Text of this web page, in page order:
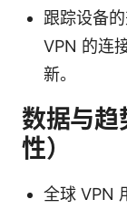
跟踪设备
VPN 的连
新。
数据与趋
性）
全球 VPN